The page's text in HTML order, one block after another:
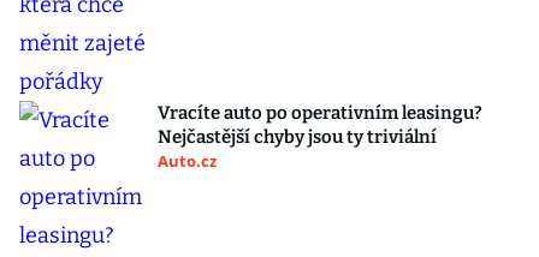
Vracíte auto po operativním leasingu?
Nejčastější chyby jsou ty triviální
Auto.cz